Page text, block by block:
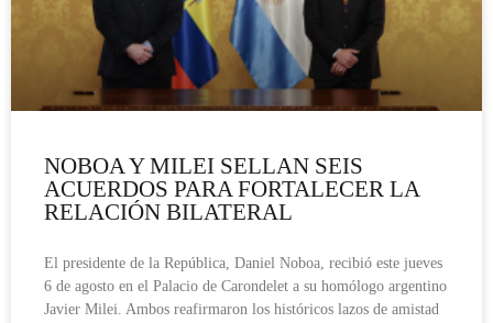
NOBOA Y MILEI SELLAN SEIS
ACUERDOS PARA FORTALECER LA
RELACIÓN BILATERAL
El presidente de la República, Daniel Noboa, recibió este jueves
6 de agosto en el Palacio de Carondelet a su homólogo argentino
Javier Milei. Ambos reafirmaron los históricos lazos de amistad